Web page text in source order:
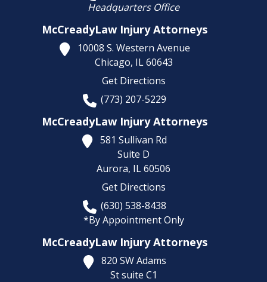
Headquarters Office
McCreadyLaw Injury Attorneys
10008 S. Western Avenue
Chicago, IL 60643
Get Directions
(773) 207-5229
McCreadyLaw Injury Attorneys
581 Sullivan Rd
Suite D
Aurora, IL60506
Get Directions
(630) 538-8438
*By Appointment Only
McCreadyLaw Injury Attorneys
820 SW Adams
St suite C1